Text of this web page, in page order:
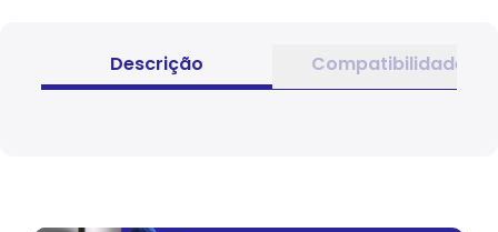
Descrição Compatibilidade